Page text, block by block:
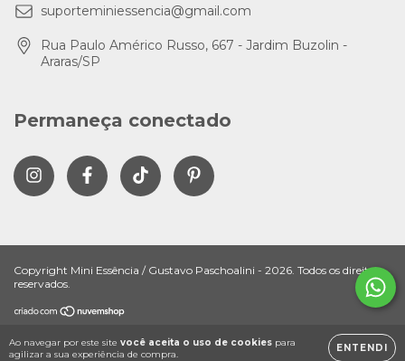
Ao navegar por este site você aceita o uso de cookies para
agilizar a sua experiência de compra.
ENTENDI
suporteminiessencia@gmail.com
Rua Paulo Américo Russo, 667 - Jardim Buzolin -
Araras/SP
Permaneça conectado
Copyright Mini Essência / Gustavo Paschoalini - 2026. Todos os direitos
reservados.